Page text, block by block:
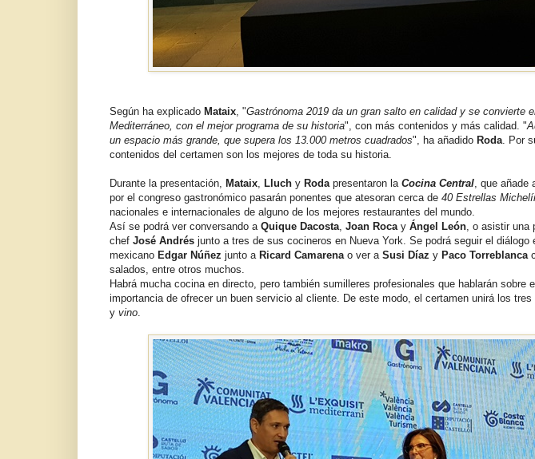
Según ha explicado Mataix , "Gastrónoma 2019 da un gran salto en calidad y se convierte
Mediterráneo, con el mejor programa de su historia", con más contenidos y más calidad. "
un espacio más grande, que supera los 13.000 metros cuadrados", ha añadido Roda . Por
contenidos del certamen son los mejores de toda su historia.
Durante la presentación, Mataix Lluch y Roda presentaron la Cocina Central , que añade
por el congreso gastronómico pasarán ponentes que atesoran cerca de 40 Estrellas
nacionales e internacionales de alguno de los mejores restaurantes del mundo.
Así se podrá ver conversando a Quique Dacosta Joan Roca y Ángel León , o asistir
chef José Andrés junto a tres de sus cocineros en Nueva York. Se podrá seguir el
mexicano Edgar Núñez junto a Ricard Camarena o ver a Susi Díaz y Paco Torreblanca
salados, entre otros muchos.
Habrá mucha cocina en directo, pero también sumilleres profesionales que hablarán
importancia de ofrecer un buen servicio al cliente. De este modo, el certamen unirá los
y vino